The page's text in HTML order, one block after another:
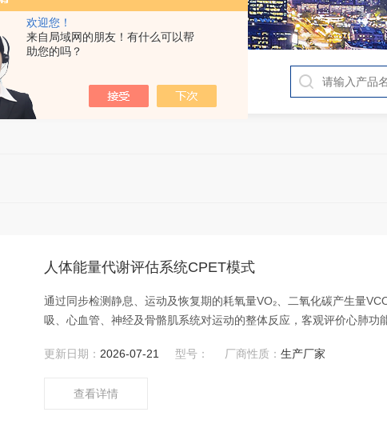
欢迎您！
来自局域网的朋友！有什么可以帮
助您的吗？
人体能量代谢评估系统CPET模式
通过同步检测静息、运动及恢复期的耗氧量VO₂、二氧化碳产生量
吸、心血管、神经及骨骼肌系统对运动的整体反应，客观评价心肺功
更新日期： 2026-07-21 型号： 厂商性质：生产厂家
查看详情